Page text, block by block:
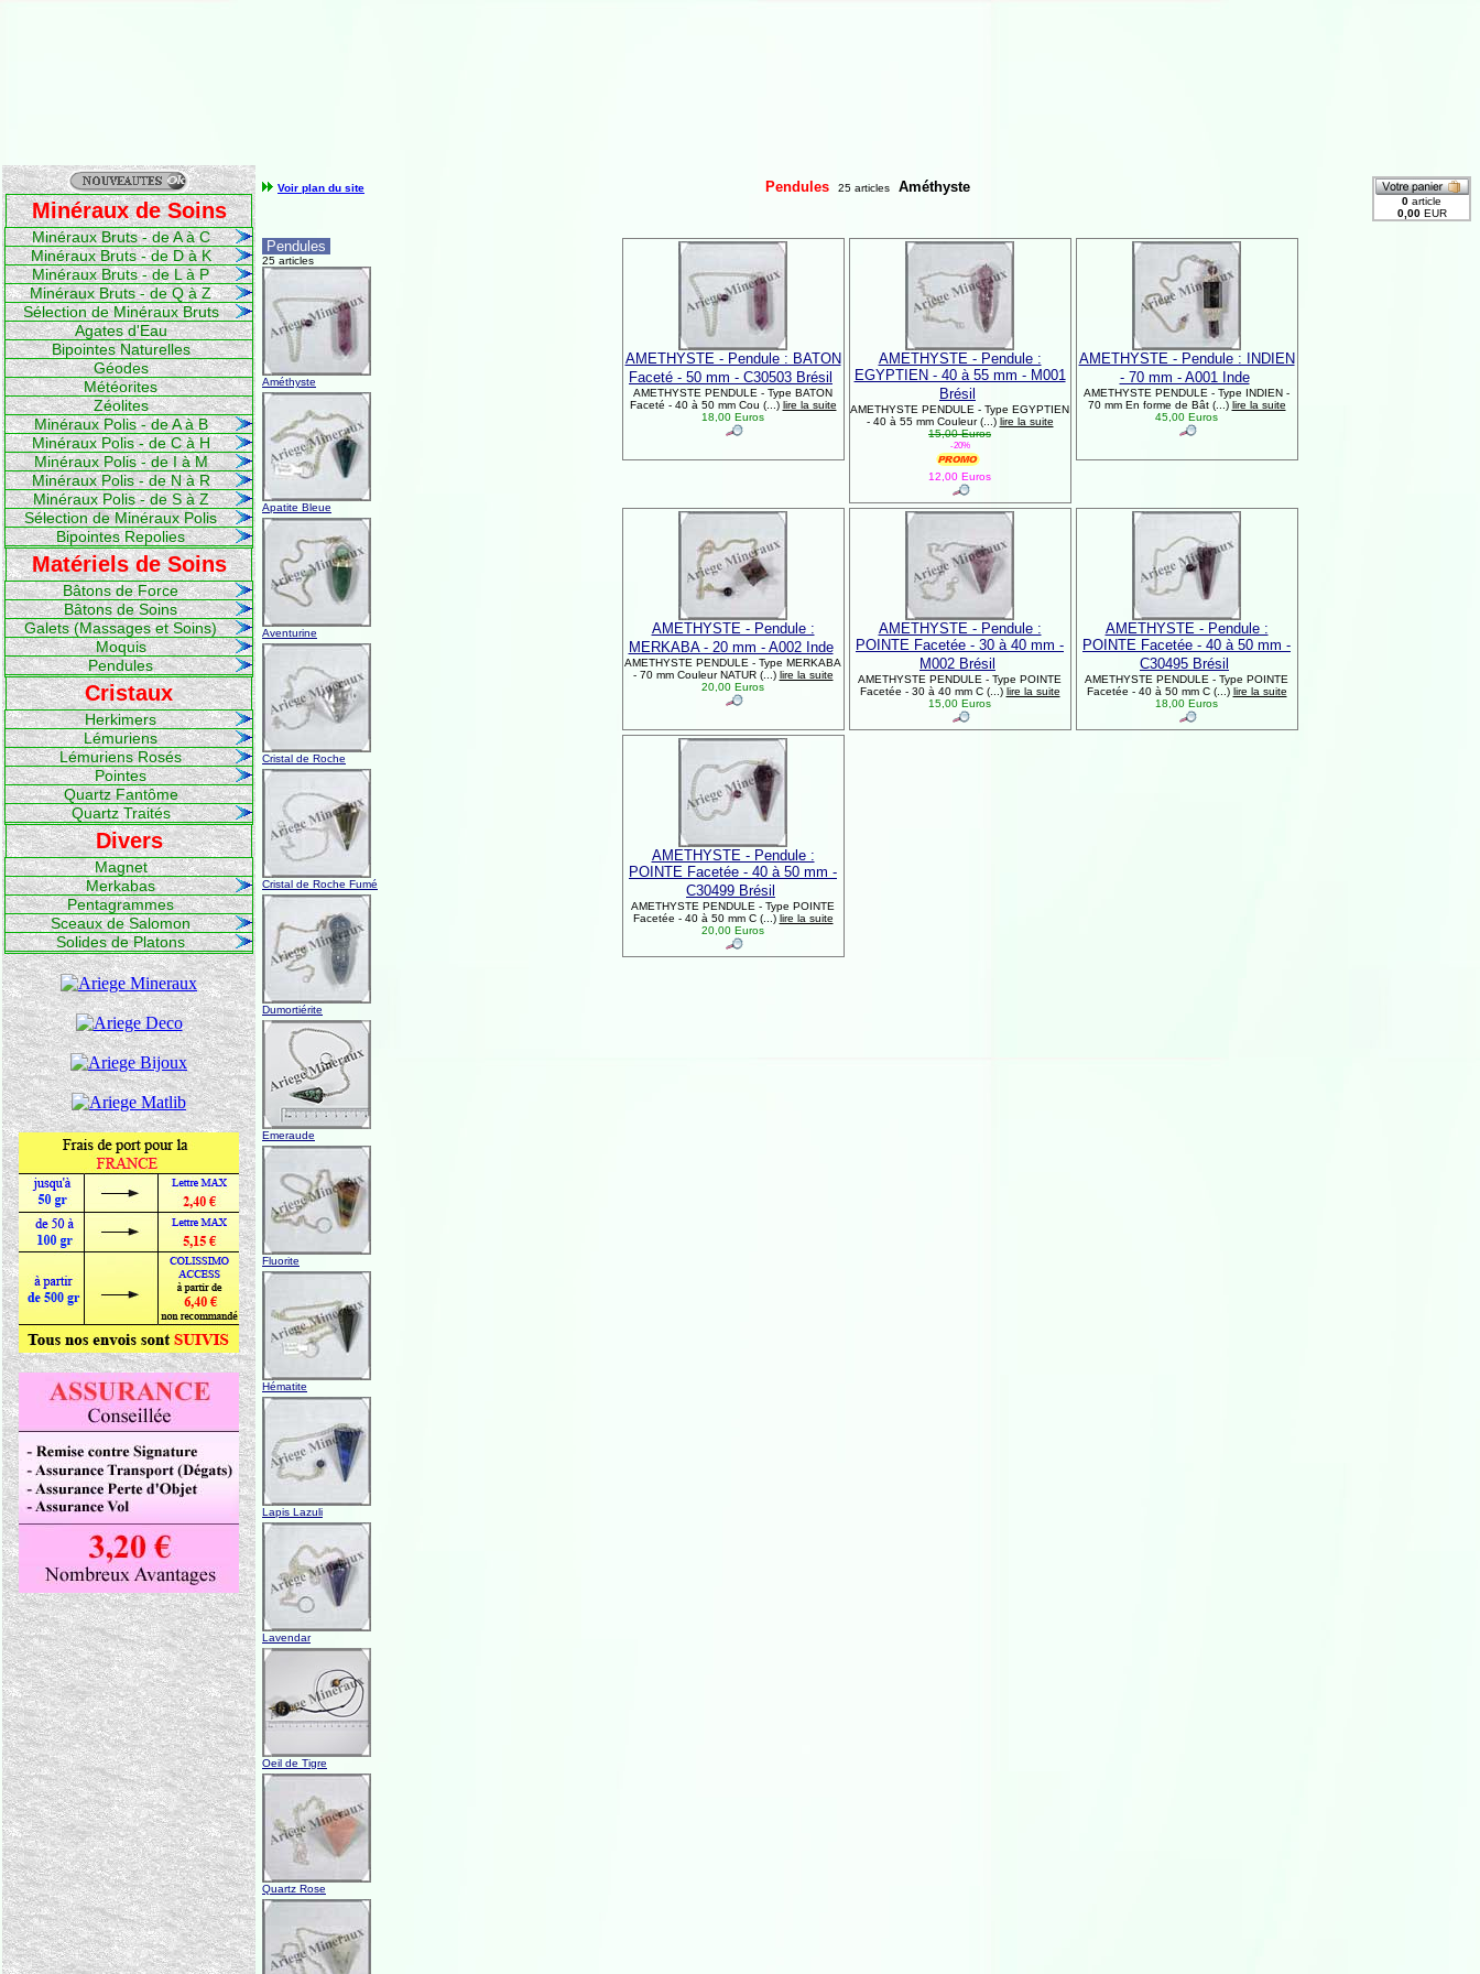
Minéraux de Soins
Minéraux Bruts - de A à C
Minéraux Bruts - de D à K
Minéraux Bruts - de L à P
Minéraux Bruts - de Q à Z
Sélection de Minéraux Bruts
Agates d'Eau
Bipointes Naturelles
Géodes
Météorites
Zéolites
Minéraux Polis - de A à B
Minéraux Polis - de C à H
Minéraux Polis - de I à M
Minéraux Polis - de N à R
Minéraux Polis - de S à Z
Sélection de Minéraux Polis
Bipointes Repolies
Matériels de Soins
Bâtons de Force
Bâtons de Soins
Galets (Massages et Soins)
Moquis
Pendules
Cristaux
Herkimers
Lémuriens
Lémuriens Rosés
Pointes
Quartz Fantôme
Quartz Traités
Divers
Magnet
Merkabas
Pentagrammes
Sceaux de Salomon
Solides de Platons
Voir plan du site Pendules 25 articles Améthyste
Pendules
25 articles
Améthyste
Apatite Bleue
Aventurine
Cristal de Roche
Cristal de Roche Fumé
Dumortiérite
Emeraude
Fluorite
Hématite
Lapis Lazuli
Lavendar
Oeil de Tigre
Quartz Rose
AMETHYSTE - Pendule : BATON
Faceté - 50 mm - C30503 Brésil
AMETHYSTE PENDULE - Type BATON
Faceté - 40 à 50 mm Cou (...) lire la suite
18,00 Euros
AMETHYSTE - Pendule :
EGYPTIEN - 40 à 55 mm - M001
Brésil
AMETHYSTE PENDULE - Type EGYPTIEN
- 40 à 55 mm Couleur (...) lire la suite
15,00 Euros
-20%
12,00 Euros
AMETHYSTE - Pendule : INDIEN
- 70 mm - A001 Inde
AMETHYSTE PENDULE - Type INDIEN -
70 mm En forme de Bât (...) lire la suite
45,00 Euros
AMETHYSTE - Pendule :
MERKABA - 20 mm - A002 Inde
AMETHYSTE PENDULE - Type MERKABA
- 70 mm Couleur NATUR (...) lire la suite
20,00 Euros
AMETHYSTE - Pendule :
POINTE Facetée - 30 à 40 mm -
M002 Brésil
AMETHYSTE PENDULE - Type POINTE
Facetée - 30 à 40 mm C (...) lire la suite
15,00 Euros
AMETHYSTE - Pendule :
POINTE Facetée - 40 à 50 mm -
C30495 Brésil
AMETHYSTE PENDULE - Type POINTE
Facetée - 40 à 50 mm C (...) lire la suite
18,00 Euros
AMETHYSTE - Pendule :
POINTE Facetée - 40 à 50 mm -
C30499 Brésil
AMETHYSTE PENDULE - Type POINTE
Facetée - 40 à 50 mm C (...) lire la suite
20,00 Euros